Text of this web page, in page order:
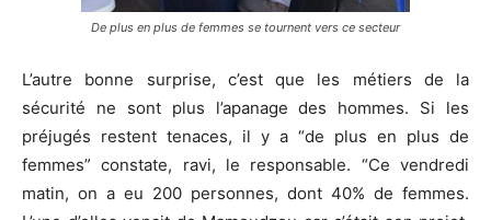
De plus en plus de femmes se tournent vers ce secteur
L’autre bonne surprise, c’est que les métiers de la
sécurité ne sont plus l’apanage des hommes. Si les
préjugés restent tenaces, il y a “de plus en plus de
femmes” constate, ravi, le responsable. “Ce vendredi
matin, on a eu 200 personnes, dont 40% de femmes.